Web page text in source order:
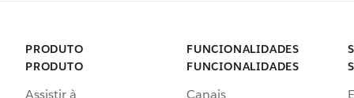
PRODUTO
PRODUTO
Assistir à
FUNCIONALIDADES
FUNCIONALIDADES
Canais